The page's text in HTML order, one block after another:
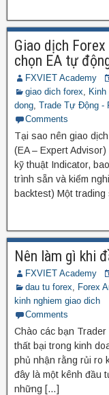
Giao dịch
chọn EA tự
FXVIET Academy
giao dich forex
Kinh
dong Trade Tự Động -
Comments
Tại sao nên giao
(EA – Expert
kỹ thuật Indicator,
trình sẵn và kiểm
backtest) Một
Nên làm gì khi
FXVIET Academy
dau tu forex
Forex
kinh nghiem giao dich
Comments
Chào các bạn
thất bại trong kinh
phủ nhận rằng rủi ro
đây là một kênh đầu
những […]